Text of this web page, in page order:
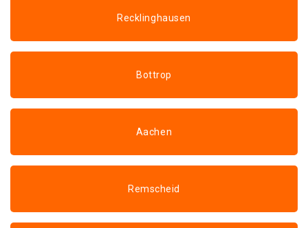
Recklinghausen
Bottrop
Aachen
Remscheid